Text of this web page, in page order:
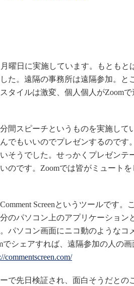
曜日に実施しています。もともと
た。遠隔の事務所は遠隔参加。と
タイルは激変、個人個人がZoomで
間スピーチというものを実施して
でもいいのでプレゼンするのです
そうでした。せっかくプレゼンテ
のです。Zoomでは皆がミュート
Screenというツールです。
のパソコン上のアプリケーション
パソコン画面にニコ動のようなコ
シェアすれば、遠隔参加の人の画
commentscreen.com/
で先日検証され、面白そうだとの